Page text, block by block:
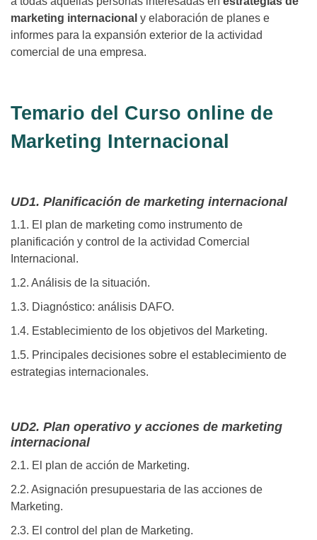
marketing internacional y elaboración de planes e
informes para la expansión exterior de la actividad
comercial de una empresa.
Temario del Curso online de
Marketing Internacional
UD1. Planificación de marketing internacional
1.1. El plan de marketing como instrumento de
planificación y control de la actividad Comercial
Internacional.
1.2. Análisis de la situación.
1.3. Diagnóstico: análisis DAFO.
1.4. Establecimiento de los objetivos del Marketing.
1.5. Principales decisiones sobre el establecimiento de
estrategias internacionales.
UD2. Plan operativo y acciones de marketing
internacional
2.1. El plan de acción de Marketing.
2.2. Asignación presupuestaria de las acciones de
Marketing.
2.3. El control del plan de Marketing.